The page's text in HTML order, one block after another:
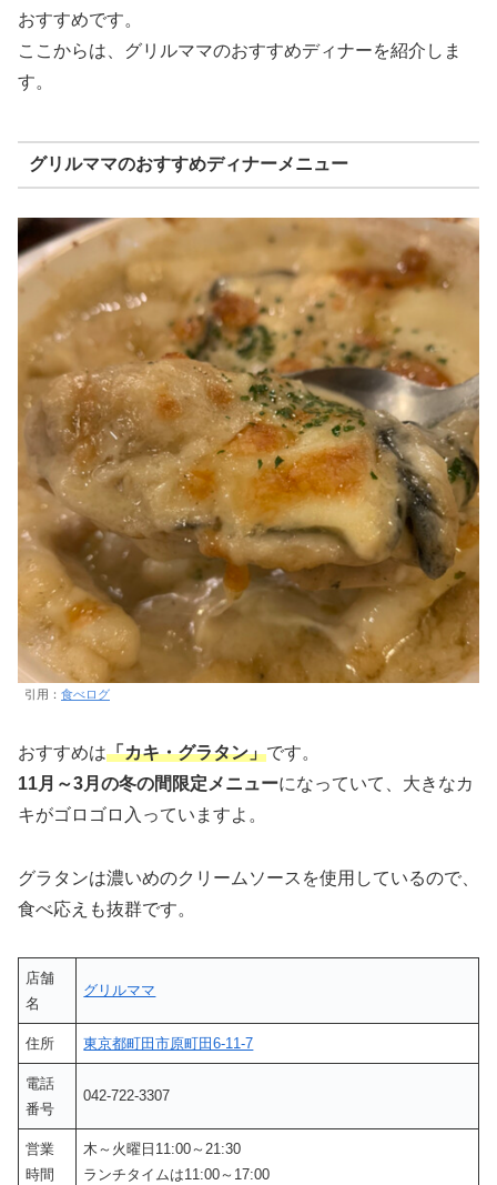
おすすめです。
ここからは、グリルママのおすすめディナーを紹介しま
す。
グリルママのおすすめディナーメニュー
引用： 食べログ
おすすめは「カキ・グラタン」です。
11月～3月の冬の間限定メニューになっていて、大きなカ
キがゴロゴロ入っていますよ。
グラタンは濃いめのクリームソースを使用しているので、
食べ応えも抜群です。
店舗
名
グリルママ
住所 東京都町田市原町田6-11-7
電話
番号
042-722-3307
営業
時間
木～火曜日11:00～21:30
ランチタイムは11:00～17:00